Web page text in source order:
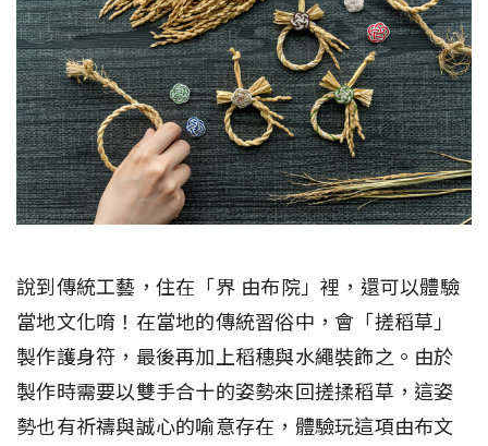
說到傳統工藝，住在「界 由布院」裡，還可以體驗
當地文化唷！在當地的傳統習俗中，會「搓稻草」
製作護身符，最後再加上稻穗與水繩裝飾之。由於
製作時需要以雙手合十的姿勢來回搓揉稻草，這姿
勢也有祈禱與誠心的喻意存在，體驗玩這項由布文